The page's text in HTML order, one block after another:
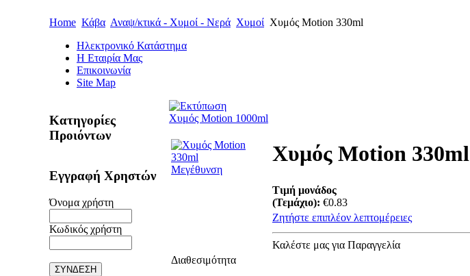
Home Κάβα Αναψ/κτικά - Χυμοί - Νερά Χυμοί Χυμός Motion 330ml
Ηλεκτρονικό Κατάστημα
Η Εταιρία Μας
Επικοινωνία
Site Map
Κατηγορίες
Προιόντων
Εγγραφή Χρηστών
Όνομα χρήστη
Κωδικός χρήστη
Χυμός Motion 1000ml
Μεγέθυνση
Χυμός Motion 330ml
Τιμή μονάδος
(Τεμάχιο): €0.83
Ζητήστε επιπλέον λεπτομέρειες
Καλέστε μας για Παραγγελία
Διαθεσιμότητα